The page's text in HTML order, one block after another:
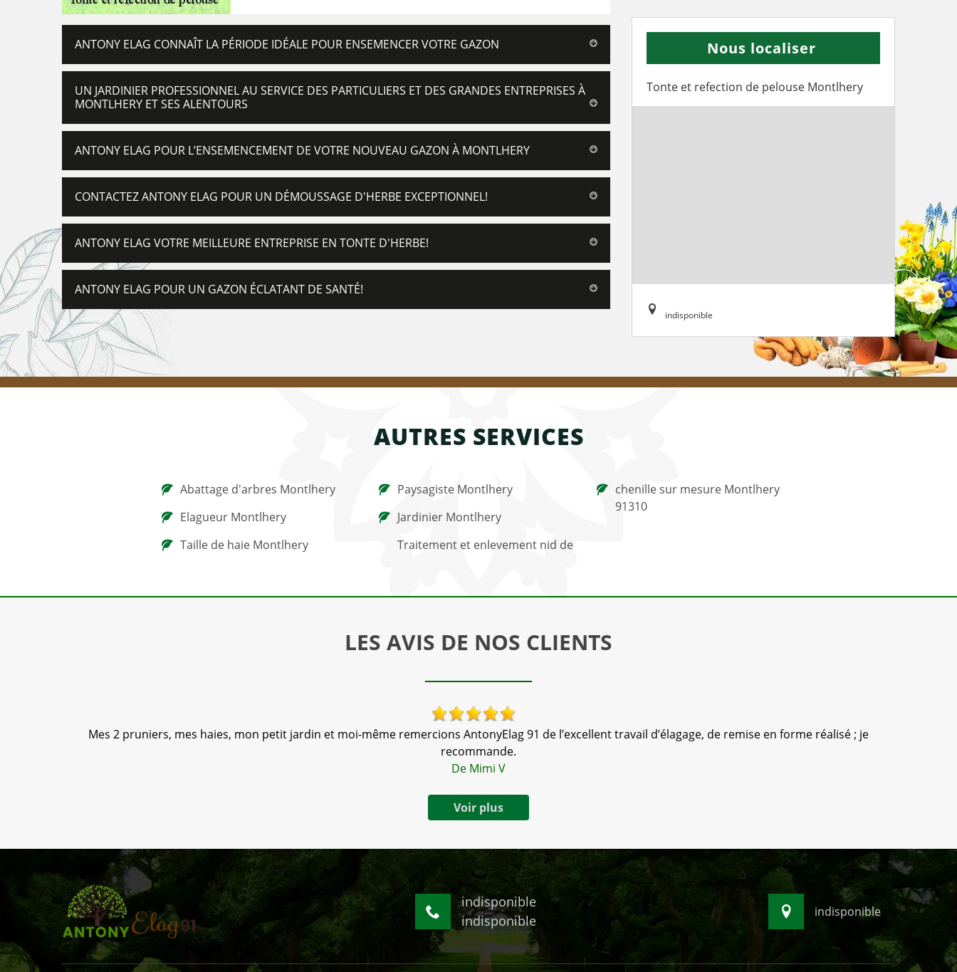
ANTONY ELAG CONNAÎT LA PÉRIODE IDÉALE POUR ENSEMENCER VOTRE GAZON
UN JARDINIER PROFESSIONNEL AU SERVICE DES PARTICULIERS ET DES GRANDES ENTREPRISES À
MONTLHERY ET SES ALENTOURS
ANTONY ELAG POUR L’ENSEMENCEMENT DE VOTRE NOUVEAU GAZON À MONTLHERY
CONTACTEZ ANTONY ELAG POUR UN DÉMOUSSAGE D'HERBE EXCEPTIONNEL!
ANTONY ELAG VOTRE MEILLEURE ENTREPRISE EN TONTE D'HERBE!
ANTONY ELAG POUR UN GAZON ÉCLATANT DE SANTÉ!
Nous localiser
Tonte et refection de pelouse Montlhery
indisponible
AUTRES SERVICES
Abattage d'arbres Montlhery
Elagueur Montlhery
Taille de haie Montlhery
Paysagiste Montlhery
Jardinier Montlhery
Traitement et enlevement nid de
chenille sur mesure Montlhery
91310
LES AVIS DE NOS CLIENTS
Mes 2 pruniers, mes haies, mon petit jardin et moi-même remercions AntonyElag 91 de l’excellent travail d’élagage, de remise en forme réalisé ; je
recommande.
De Mimi V
Voir plus
indisponible
indisponible
indisponible